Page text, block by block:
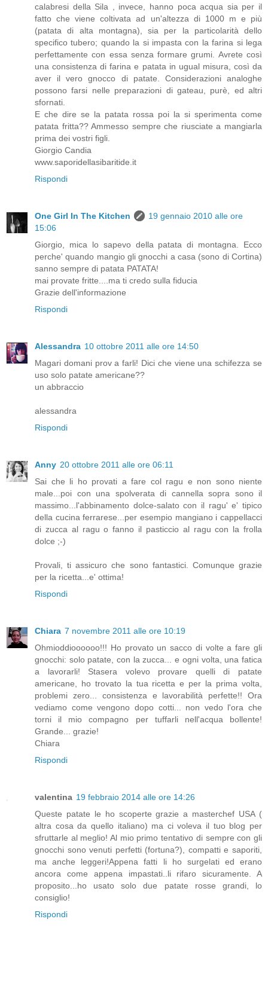
calabresi della Sila , invece, hanno poca acqua sia per il
fatto che viene coltivata ad un'altezza di 1000 m e più
(patata di alta montagna), sia per la particolarità dello
specifico tubero; quando la si impasta con la farina si lega
perfettamente con essa senza formare grumi. Avrete così
una consistenza di farina e patata in ugual misura, così da
aver il vero gnocco di patate. Considerazioni analoghe
possono farsi nelle preparazioni di gateau, purè, ed altri
sfornati.
E che dire se la patata rossa poi la si sperimenta come
patata fritta?? Ammesso sempre che riusciate a mangiarla
prima dei vostri figli.
Giorgio Candia
www.saporidellasibaritide.it
Rispondi
One Girl In The Kitchen
19 gennaio 2010 alle ore
15:06
Giorgio, mica lo sapevo della patata di montagna. Ecco
perche' quando mangio gli gnocchi a casa (sono di Cortina)
sanno sempre di patata PATATA!
mai provate fritte....ma ti credo sulla fiducia
Grazie dell'informazione
Rispondi
Alessandra 10 ottobre 2011 alle ore 14:50
Magari domani prov a farli! Dici che viene una schifezza se
uso solo patate americane??
un abbraccio
alessandra
Rispondi
Anny 20 ottobre 2011 alle ore 06:11
Sai che li ho provati a fare col ragu e non sono niente
male...poi con una spolverata di cannella sopra sono il
massimo...l'abbinamento dolce-salato con il ragu' e' tipico
della cucina ferrarese...per esempio mangiano i cappellacci
di zucca al ragu o fanno il pasticcio al ragu con la frolla
dolce ;-)
Provali, ti assicuro che sono fantastici. Comunque grazie
per la ricetta...e' ottima!
Rispondi
Chiara 7 novembre 2011 alle ore 10:19
Ohmioddioooooo!!! Ho provato un sacco di volte a fare gli
gnocchi: solo patate, con la zucca... e ogni volta, una fatica
a lavorarli! Stasera volevo provare quelli di patate
americane, ho trovato la tua ricetta e per la prima volta,
problemi zero... consistenza e lavorabilità perfette!! Ora
vediamo come vengono dopo cotti... non vedo l'ora che
torni il mio compagno per tuffarli nell'acqua bollente!
Grande... grazie!
Chiara
Rispondi
valentina 19 febbraio 2014 alle ore 14:26
Queste patate le ho scoperte grazie a masterchef USA (
altra cosa da quello italiano) ma ci voleva il tuo blog per
sfruttarle al meglio! Al mio primo tentativo di sempre con gli
gnocchi sono venuti perfetti (fortuna?), compatti e saporiti,
ma anche leggeri!Appena fatti li ho surgelati ed erano
ancora come appena impastati..li rifaro sicuramente. A
proposito...ho usato solo due patate rosse grandi, lo
consiglio!
Rispondi